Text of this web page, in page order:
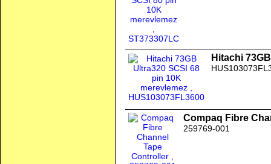
Hitachi
Compaq Fibre
259769-001